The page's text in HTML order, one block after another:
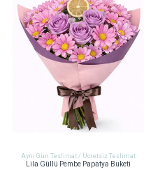
Aynı Gün Teslimat / Ücretsiz Teslimat
Lila Güllü Pembe Papatya Buketi